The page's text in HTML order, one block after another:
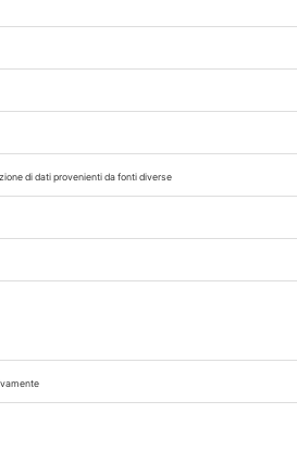
per animali da
IVA per le
e alla salute pubblica;
veterinario,
a rafforzare la
relazione con gli animali
di prevenzione per